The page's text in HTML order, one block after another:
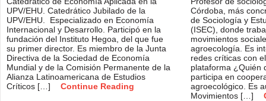
UPV/EHU. Catedrático Jubilado de la
UPV/EHU. Especializado en Economía
Internacional y Desarrollo. Participó en la
fundación del Instituto Hegoa, del que fue
su primer director. Es miembro de la Junta
Directiva de la Sociedad de Economía
Mundial y de la Comisión Permanente de la
Alianza Latinoamericana de Estudios
Críticos […]
Continue Reading
Córdoba, más
de Sociología y
(ISEC), donde
movimientos
agroecología. Es
redes críticas con
plataforma ¿Quién
participa en
agroecológico. Es
Movimientos […]